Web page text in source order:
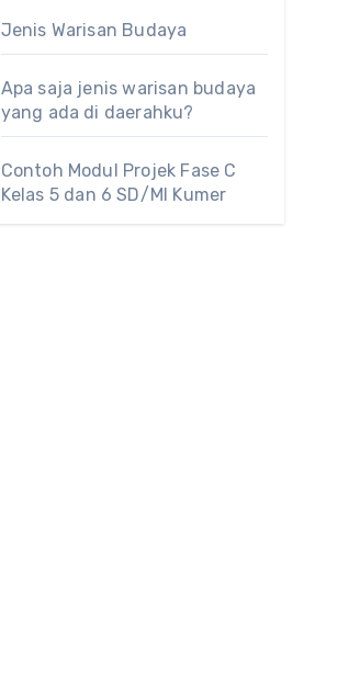
Jenis Warisan Budaya
Apa saja jenis warisan budaya
yang ada di daerahku?
Contoh Modul Projek Fase C
Kelas 5 dan 6 SD/MI Kumer